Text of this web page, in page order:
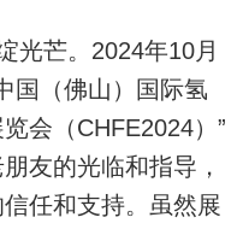
光芒。2024年10月
国（佛山）国际氢
会（CHFE2024）”
友的光临和指导，
任和支持。虽然展